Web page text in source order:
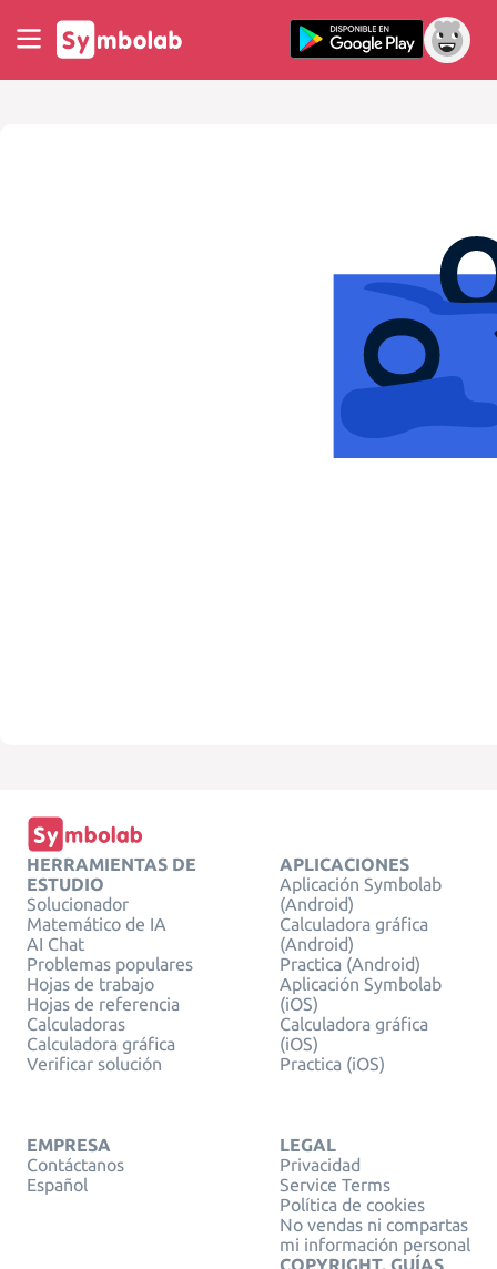
HERRAMIENTAS DE
ESTUDIO
Solucionador
Matemático de IA
AI Chat
Problemas populares
Hojas de trabajo
Hojas de referencia
Calculadoras
Calculadora gráfica
Verificar solución
APLICACIONES
Aplicación Symbolab
(Android)
Calculadora gráfica
(Android)
Practica (Android)
Aplicación Symbolab
(iOS)
Calculadora gráfica
(iOS)
Practica (iOS)
EMPRESA
Contáctanos
Español
LEGAL
Privacidad
Service Terms
Política de cookies
No vendas ni compartas
mi información personal